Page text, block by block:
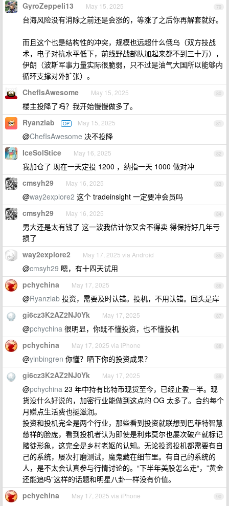
79
GyroZeppeli13 May 15, 2025
台海风险没有消除之前还是会涨的，等涨了之后你再解套就好。
而且这个也是结构性的冲突，规模也远超什么俄乌（双方技战
术，电子对抗水平低下，前线野战部队加起来都不到三十万），
伊朗（波斯军事力量实际很脆弱，只不过是油气大国所以能够内
循环支撑对外扩张）。
80
ChefIsAwesome May 15, 2025
楼主投降了吗？我开始慢慢做多了。
81
Ryanzlab OP May 15, 2025
@ChefIsAwesome 决不投降
82
IceSolStice May 16, 2025
我加仓了 现在一天定投 1200 ，纳指一天 1000 做对冲
83
cmsyh29 May 16, 2025
@way2explore2 这个 tradeinsight 一定要冲会员吗
84
cmsyh29 May 16, 2025
男大还是太有钱了 这一波我估计你又舍不得卖 得保持好几年亏
损了
85
way2explore2 May 17, 2025 via Android
@cmsyh29 嗯，有十四天试用
86
pchychina May 17, 2025
@Ryanzlab 投资，需要及时认错。投机，不用认错。回头是岸
87
gi6cz3K2AZ2NJ0Yk May 17, 2025
@pchychina 很明显，你既不懂投资，也不懂投机
88
pchychina May 17, 2025 via iPhone
@yinbingren 你懂？晒下你的投资成果？
89
gi6cz3K2AZ2NJ0Yk May 17, 2025
@pchychina 23 年中持有比特币现货至今，已经止盈一半。现
货没什么好说的，加密行业能做到这点的 OG 太多了。合约每个
月赚点生活费也挺滋润。
投资和投机完全是两个行业，那些看到投资就联想到巴菲特智慧
慈祥的脸庞，看到投机者认为即使是利弗莫尔也屡次破产就标记
赌徒形象，这完全是乡村老妪的认知。无论投资投机都需要有自
己的系统，屡次打磨测试，魔鬼藏在细节里。有自己的系统的
人，是不太会认真参与行情讨论的。“下半年美股怎么走“，”黄金
还能追吗”这样的话题和明星八卦一样没有价值。
90
pchychina May 17, 2025 via iPhone